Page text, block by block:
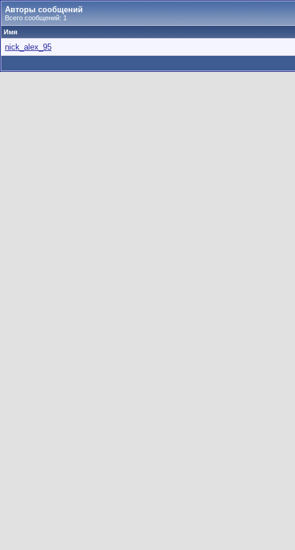
Авторы сообщений
Всего сообщений: 1
Имя
nick_alex_95